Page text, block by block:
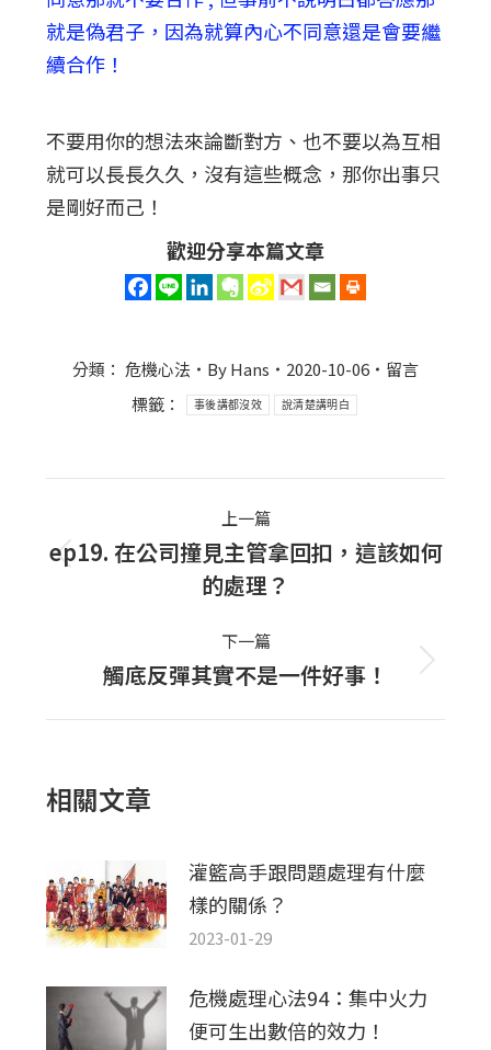
就是偽君子，因為就算內心不同意還是會要繼
續合作！
不要用你的想法來論斷對方、也不要以為互相
就可以長長久久，沒有這些概念，那你出事只
是剛好而己！
歡迎分享本篇文章
分類： 危機心法 ByHans 2020-10-06
留言
標籤：
事後講都沒效 說清楚講明白
navigation
上一篇
上
一
篇
文
ep19. 在公司撞見主管拿回扣，這該如何
的處理？
下一篇
下
觸底反彈其實不是一件好事！
相關文章
灌籃高手跟問題處理有什麼
樣的關係？
2023-01-29
危機處理心法94：集中火力
便可生出數倍的效力！